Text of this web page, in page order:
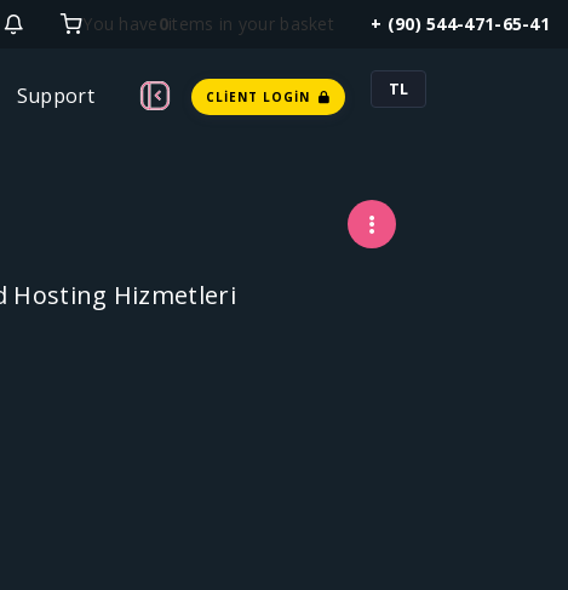
You have0items in your basket + (90) 544-471-65-41
Support CLIENT LOGIN TL
Hosting Hizmetleri